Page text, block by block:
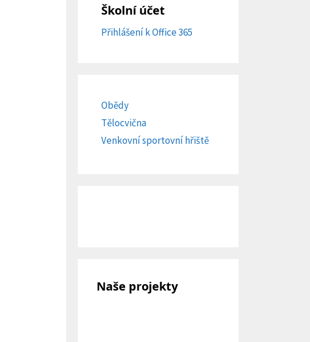
Školní účet
Přihlášení k Office 365
Obědy
Tělocvična
Venkovní sportovní hřiště
Naše projekty